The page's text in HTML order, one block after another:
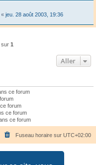
« jeu. 28 août 2003, 19:36
sur 1
Aller
ce forum
forum
ce forum
ce forum
Fuseau horaire sur UTC+02:00